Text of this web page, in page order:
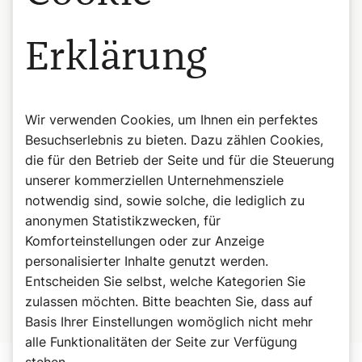
Zeige mir, HERR, deine Wege,
lehre mich deine Pfade!
Auf dich hoffe ich den ganzen Tag.
Der HERR ist gut und redlich,
darum weist er Sünder auf den rechten Weg.
Die Armen leitet er nach seinem Recht,
die Armen lehrt er seinen Weg.
Alle Pfade des HERRN sind Huld und Treue
denen, die seinen Bund und seine Zeugnisse wahren.
Der Rat des HERRN steht denen offen, die ihn fürchten,
und sein Bund, um ihnen Erkenntnis zu schenken.
Erklärung
Wir verwenden Cookies, um Ihnen ein perfektes
Besuchserlebnis zu bieten. Dazu zählen Cookies,
die für den Betrieb der Seite und für die Steuerung
unserer kommerziellen Unternehmensziele
notwendig sind, sowie solche, die lediglich zu
anonymen Statistikzwecken, für
Komforteinstellungen oder zur Anzeige
personalisierter Inhalte genutzt werden.
Entscheiden Sie selbst, welche Kategorien Sie
zulassen möchten. Bitte beachten Sie, dass auf
Basis Ihrer Einstellungen womöglich nicht mehr
alle Funktionalitäten der Seite zur Verfügung